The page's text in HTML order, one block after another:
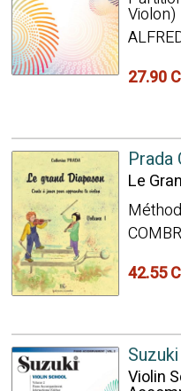
Violon)
27.90
Prada
Le
42.55
Suzuki
Violin